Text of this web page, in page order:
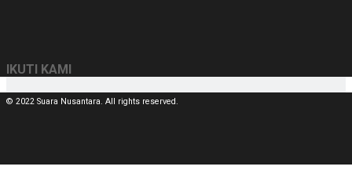
IKUTI KAMI
© 2022 Suara Nusantara. All rights reserved.